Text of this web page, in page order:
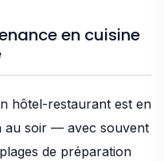
en cuisine
hôtel-restaurant est en
au soir — avec souvent
de préparation